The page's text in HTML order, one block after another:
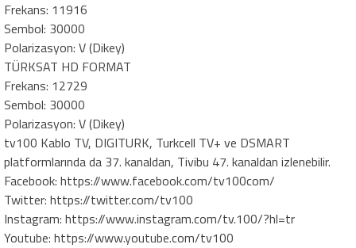
Frekans: 11916
Sembol: 30000
Polarizasyon: V (Dikey)
TÜRKSAT HD FORMAT
Frekans: 12729
Sembol: 30000
Polarizasyon: V (Dikey)
tv100 Kablo TV, DIGITURK, Turkcell TV+ ve DSMART
platformlarında da 37. kanaldan, Tivibu 47. kanaldan izlenebilir.
Facebook: https://www.facebook.com/tv100com/
Twitter: https://twitter.com/tv100
Instagram: https://www.instagram.com/tv.100/?hl=tr
Youtube: https://www.youtube.com/tv100